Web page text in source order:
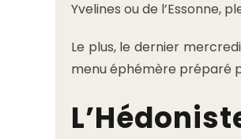
Yvelines ou de l’Essonne,
Le plus, le dernier
menu éphémère préparé